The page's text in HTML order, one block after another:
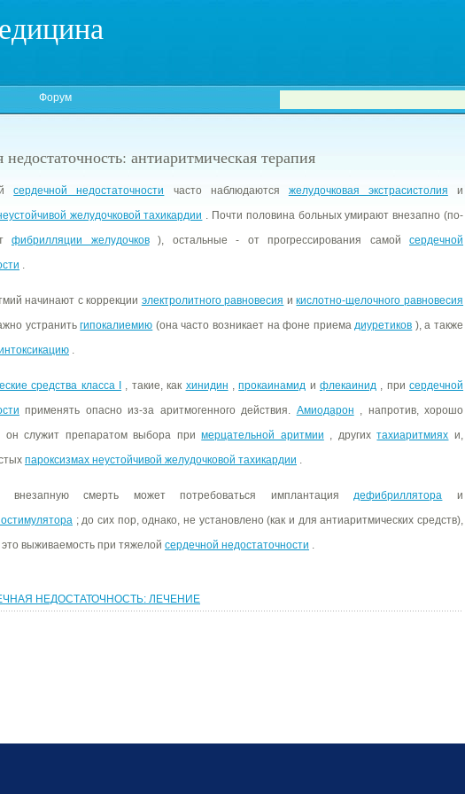
Форум
недостаточность: антиаритмическая терапия
сердечной недостаточности часто наблюдаются желудочковая экстрасистолия и
желудочковой тахикардии . Почти половина больных умирают внезапно (по-
фибрилляции желудочков), остальные - от прогрессирования самой сердечной
.
начинают с коррекции электролитного равновесия икислотно-щелочного равновесия
устранитьгипокалиемию (она часто возникает на фоне приемадиуретиков ), а также
.
средства класса I , такие, как хинидин ,прокаинамид и флекаинид, присердечной
применять опасно из-за аритмогенного действия. Амиодарон , напротив, хорошо
он служит препаратом выбора примерцательной аритмии , другихтахиаритмиях и,
пароксизмах неустойчивой желудочковой тахикардии .
внезапную смерть может потребоваться имплантациядефибриллятора и
; до сих пор, однако, не установлено (как и для антиаритмических средств),
выживаемость при тяжелой сердечной недостаточности .
НЕДОСТАТОЧНОСТЬ: ЛЕЧЕНИЕ